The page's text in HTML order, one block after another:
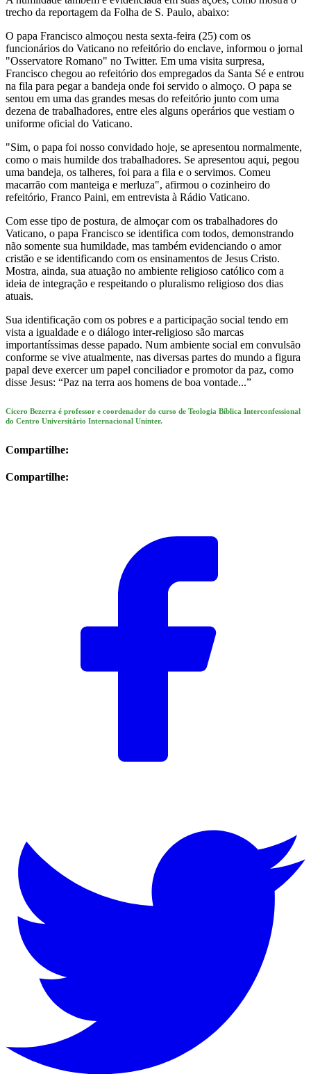
trecho da reportagem da Folha de S. Paulo, abaixo:
O papa Francisco almoçou nesta sexta-feira (25) com os
funcionários do Vaticano no refeitório do enclave, informou o jornal
"Osservatore Romano" no Twitter. Em uma visita surpresa,
Francisco chegou ao refeitório dos empregados da Santa Sé e entrou
na fila para pegar a bandeja onde foi servido o almoço. O papa se
sentou em uma das grandes mesas do refeitório junto com uma
dezena de trabalhadores, entre eles alguns operários que vestiam o
uniforme oficial do Vaticano.
"Sim, o papa foi nosso convidado hoje, se apresentou normalmente,
como o mais humilde dos trabalhadores. Se apresentou aqui, pegou
uma bandeja, os talheres, foi para a fila e o servimos. Comeu
macarrão com manteiga e merluza", afirmou o cozinheiro do
refeitório, Franco Paini, em entrevista à Rádio Vaticano.
Com esse tipo de postura, de almoçar com os trabalhadores do
Vaticano, o papa Francisco se identifica com todos, demonstrando
não somente sua humildade, mas também evidenciando o amor
cristão e se identificando com os ensinamentos de Jesus Cristo.
Mostra, ainda, sua atuação no ambiente religioso católico com a
ideia de integração e respeitando o pluralismo religioso dos dias
atuais.
Sua identificação com os pobres e a participação social tendo em
vista a igualdade e o diálogo inter-religioso são marcas
importantíssimas desse papado. Num ambiente social em convulsão
conforme se vive atualmente, nas diversas partes do mundo a figura
papal deve exercer um papel conciliador e promotor da paz, como
disse Jesus: “Paz na terra aos homens de boa vontade...”
Cicero Bezerra é professor e coordenador do curso de Teologia Bíblica Interconfessional
do Centro Universitário Internacional Uninter.
Compartilhe:
Compartilhe: